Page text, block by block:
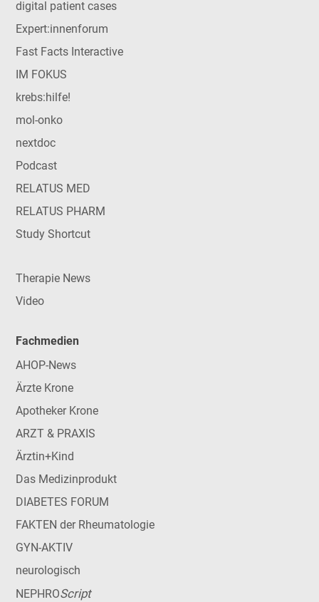
digital patient cases
Expert:innenforum
Fast Facts Interactive
IM FOKUS
krebs:hilfe!
mol-onko
nextdoc
Podcast
RELATUS MED
RELATUS PHARM
Study Shortcut
Therapie News
Video
Fachmedien
AHOP-News
Ärzte Krone
Apotheker Krone
ARZT & PRAXIS
Ärztin+Kind
Das Medizinprodukt
DIABETES FORUM
FAKTEN der Rheumatologie
GYN-AKTIV
neurologisch
NEPHROScript